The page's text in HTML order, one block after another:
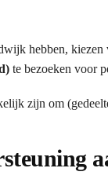
hebben,
te bezoeken voor
zijn om